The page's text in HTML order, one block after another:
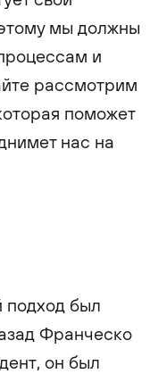
мы должны
и
рассмотрим
поможет
нас на
подход был
Франческо
он был